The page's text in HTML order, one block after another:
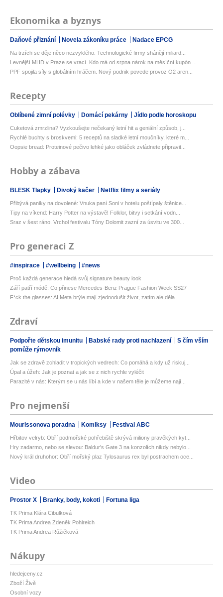
Ekonomika a byznys
Daňové přiznání Novela zákoníku práce Nadace EPCG
Na trzích se děje něco nezvyklého. Technologické firmy shánějí miliard...
Levnější MHD v Praze se vrací. Kdo má od srpna nárok na měsíční kupón ...
PPF spojila síly s globálním hráčem. Nový podnik povede provoz O2 aren...
Recepty
Oblíbené zimní polévky Domácí pekárny Jídlo podle horoskopu
Cuketová zmrzlina? Vyzkoušejte nečekaný letní hit a geniální způsob, j...
Rychlé buchty s broskvemi: 5 receptů na sladké letní moučníky, které m...
Oopsie bread: Proteinové pečivo lehké jako obláček zvládnete připravit...
Hobby a zábava
BLESK Tlapky Divoký kačer Netflix filmy a seriály
Přibývá paniky na dovolené: Vnuka paní Soni v hotelu poštípaly štěnice...
Tipy na víkend: Harry Potter na výstavě! Folklor, bitvy i setkání vodn...
Sraz v šest ráno. Vrchol festivalu Tóny Dolomit zazní za úsvitu ve 300...
Pro generaci Z
#inspirace #wellbeing #news
Proč každá generace hledá svůj signature beauty look
Září patří módě: Co přinese Mercedes-Benz Prague Fashion Week SS27
F*ck the glasses: AI Meta brýle mají zjednodušit život, zatím ale děla...
Zdraví
Podpořte dětskou imunitu Babské rady proti nachlazení
S čím vším
pomůže rýmovník
Jak se zdravě zchladit v tropických vedrech: Co pomáhá a kdy už riskuj...
Úpal a úžeh: Jak je poznat a jak se z nich rychle vyléčit
Parazité v nás: Kterým se u nás líbí a kde v našem těle je můžeme nají...
Pro nejmenší
Mourissonova poradna Komiksy Festival ABC
Hřbitov velryb: Obří podmořské pohřebiště skrývá miliony pravěkých kyt...
Hry zadarmo, nebo se slevou: Baldur's Gate 3 na konzolích nikdy nebylo...
Nový král druhohor: Obří mořský plaz Tylosaurus rex byl postrachem oce...
Video
Prostor X Branky, body, kokoti Fortuna liga
TK Prima Klára Cibulková
TK Prima Andrea Zdeněk Pohlreich
TK Prima Andrea Růžičková
Nákupy
hledejceny.cz
Zboží Živě
Osobní vozy